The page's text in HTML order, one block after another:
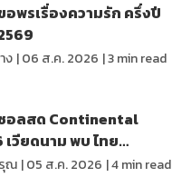
พรเรื่องความรัก ครึ่งปี
ง |06 ส.ค. 2026 |3min read
อลสด Continental
เวียดนาม พบ ไทย
อดสดกีฬา
ณ |05 ส.ค. 2026 |4min read